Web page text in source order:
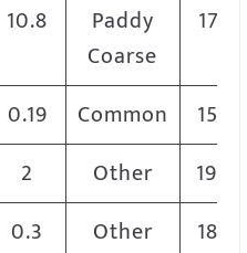
10.8
Paddy
Coarse
1760
0.19 Common
1550
2 Other
1900
0.3 Other
1850